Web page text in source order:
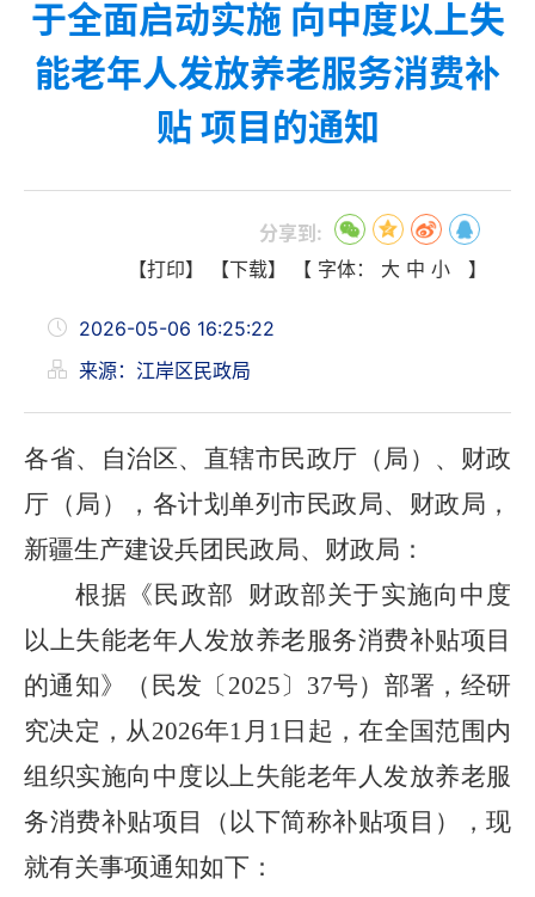
于全面启动实施 向中度以上失
能老年人发放养老服务消费补
贴 项目的通知
分享到:
【打印】
【下载】 【 字体： 大 中 小 】
2026-05-06 16:25:22
来源：江岸区民政局
各省、自治区、直辖市民政厅（局）、财政
厅（局），各计划单列市民政局、财政局，
新疆生产建设兵团民政局、财政局：
根据《民政部
财政部关于实施向中度
以上失能老年人发放养老服务消费补贴项目
的通知》（民发〔 2025〕37号）部署，经研
究决定，从2026年1月1日起，在全国范围内
组织实施向中度以上失能老年人发放养老服
务消费补贴项目（以下简称补贴项目），现
就有关事项通知如下：